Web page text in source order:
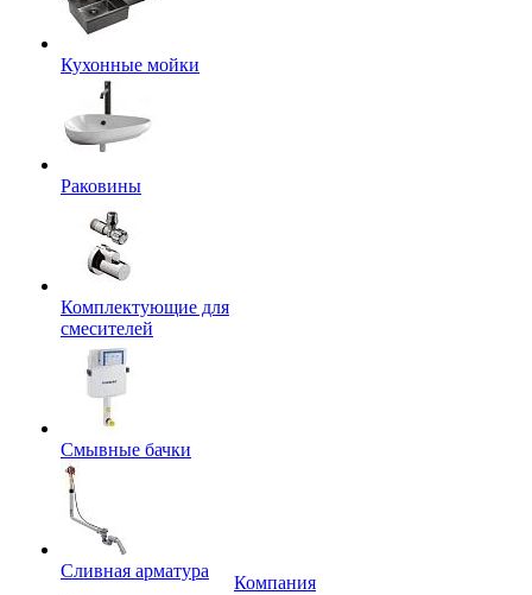
Кухонные мойки
Раковины
Комплектующие для
смесителей
Смывные бачки
Сливная арматура
Компания